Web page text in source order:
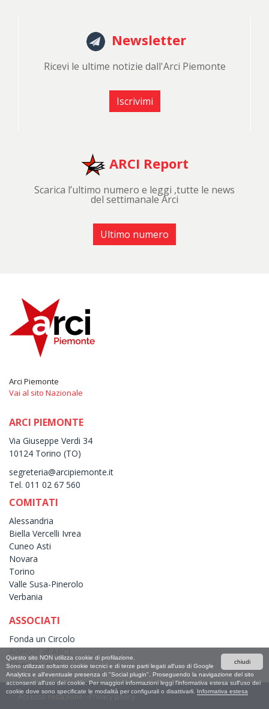
chiudi
Questo sito NON utilizza cookie di profilazione.
Sono utilizzati soltanto cookie tecnici e di terze parti legati all'uso di Google
Analytics e all'eventuale presenza di "Social plugin". Proseguendo la navigazione del sito
acconsenti all'uso dei cookie. Per maggiori informazioni leggi l'informativa estesa sull'uso dei
cookie dove sono specificate le modalità per configurali o disattivarli. Informativa estesa
Newsletter
Ricevi le ultime notizie dall'Arci Piemonte
Iscrivimi
ARCI Report
Scarica l’ultimo numero e leggi ,tutte le news
del settimanale Arci
Ultimo numero
Arci Piemonte
Vai al sito Nazionale
ARCI PIEMONTE
Via Giuseppe Verdi 34
10124 Torino (TO)
segreteria@arcipiemonte.it
Tel. 011 02 67 560
COMITATI
Alessandria
Biella Vercelli Ivrea
Cuneo Asti
Novara
Torino
Valle Susa-Pinerolo
Verbania
ASSOCIATI
Fonda un Circolo
Aderisci all'ARCI
Diventa sociə
Accesso redazione-Privacy policy